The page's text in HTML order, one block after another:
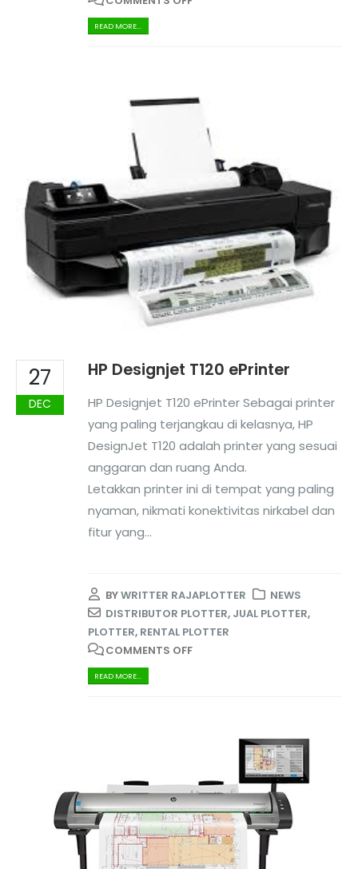
READ MORE...
27
DEC
HP Designjet T120 ePrinter
HP Designjet T120 ePrinter Sebagai printer
yang paling terjangkau di kelasnya, HP
DesignJet T120 adalah printer yang sesuai
anggaran dan ruang Anda.
Letakkan printer ini di tempat yang paling
nyaman, nikmati konektivitas nirkabel dan
fitur yang...
BYWRITTER RAJAPLOTTER
NEWS
DISTRIBUTOR PLOTTER, JUAL PLOTTER,
PLOTTER, RENTAL PLOTTER
COMMENTS OFF
READ MORE...